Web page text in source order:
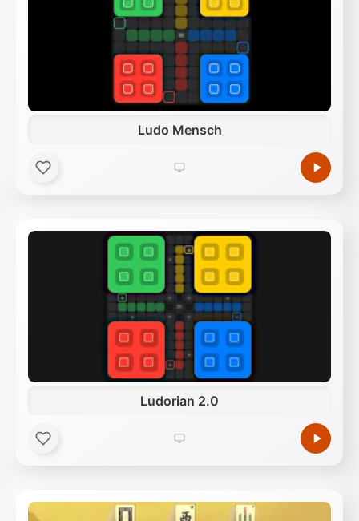
Ludo Mensch
Ludorian 2.0